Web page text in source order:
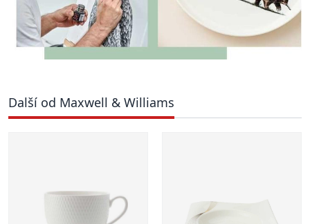
Další od Maxwell & Williams